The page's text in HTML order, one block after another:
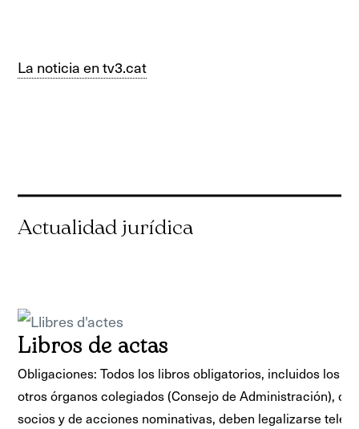
La noticia en tv3.cat
Libros de actas
Obligaciones: Todos los libros obligatorios, incluidos los
otros órganos colegiados (Consejo de Administración), o
socios y de acciones nominativas, deben legalizarse